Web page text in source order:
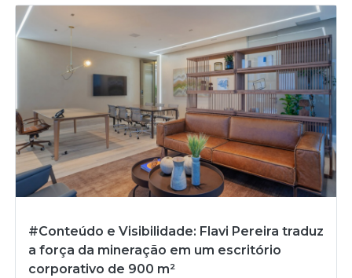
#Conteúdo e Visibilidade: Flavi Pereira traduz
a força da mineração em um escritório
corporativo de 900 m²